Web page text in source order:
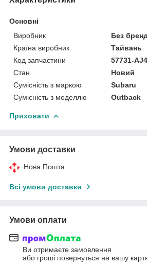
Основні
Виробник
Без
Країна виробник
Тайвань
Код запчастини
57731-
Стан
Новий
Сумісність з маркою
Subaru
Сумісність з моделлю
Outback
Приховати
Умови доставки
Нова Пошта
Всі умови доставки
Умови оплати
Ви отримаєте замовлення
або гроші повернуться на вашу